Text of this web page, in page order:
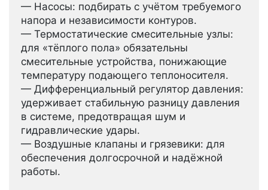
— Насосы: подбирать с учётом требуемого
напора и независимости контуров.
— Термостатические смесительные узлы:
для «тёплого пола» обязательны
смесительные устройства, понижающие
температуру подающего теплоносителя.
— Дифференциальный регулятор давления:
удерживает стабильную разницу давления
в системе, предотвращая шум и
гидравлические удары.
— Воздушные клапаны и грязевики: для
обеспечения долгосрочной и надёжной
работы.